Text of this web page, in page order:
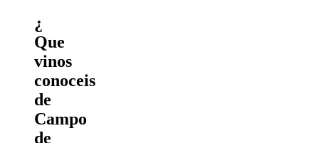
¿
Que
vinos
conoceis
de
Campo
de